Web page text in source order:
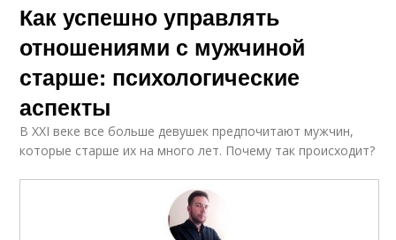
Как успешно управлять
отношениями с мужчиной
старше: психологические
аспекты
В XXI веке все больше девушек предпочитают мужчин,
которые старше их на много лет. Почему так происходит?